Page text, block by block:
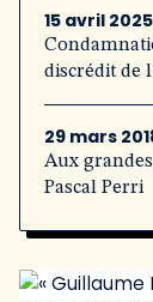
15 avril 2025
discrédit de
29 mars
Aux
Pascal Perri